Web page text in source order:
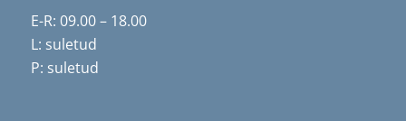
E-R: 09.00 – 18.00
L: suletud
P: suletud